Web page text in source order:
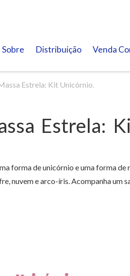
Sobre Distribuição Venda
Estrela: Kit Unicórnio.
Estrela:
forma de unicórnio e uma forma de
nuvem e arco-íris. Acompanha um